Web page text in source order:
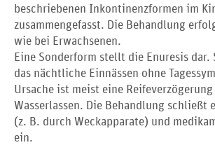
beschriebenen Inkontinenzformen im
zusammengefasst. Die Behandlung
wie bei Erwachsenen.
Eine Sonderform stellt die Enuresis dar.
das nächtliche Einnässen ohne
Ursache ist meist eine Reifeverzögerung
Wasserlassen. Die Behandlung schließt
(z. B. durch Weckapparate) und
ein.